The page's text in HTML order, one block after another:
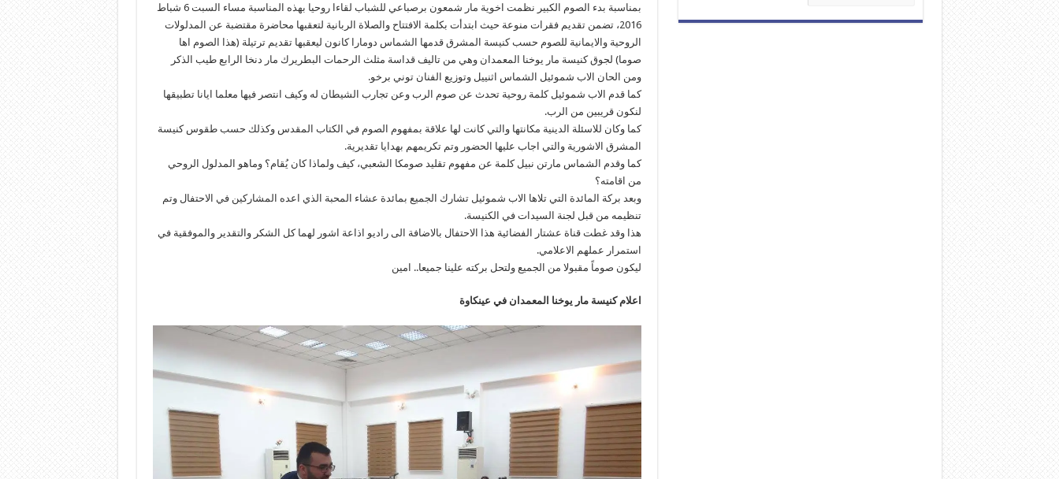
بمناسبة بدء الصوم الكبير نظمت اخوية مار شمعون برصباعي للشباب لقاءا روحيا بهذه المناسبة مساء السبت 6 شباط
2016، تضمن تقديم فقرات منوعة حيث ابتدأت بكلمة الافتتاح والصلاة الربانية لتعقبها محاضرة مقتضبة عن المدلولات
الروحية والايمانية للصوم حسب كنيسة المشرق قدمها الشماس دومارا كانون ليعقبها تقديم ترتيلة (هذا الصوم اها
صوما) لجوق كنيسة مار يوخنا المعمدان وهي من تاليف قداسة مثلث الرحمات البطريرك مار دنخا الرابع طيب الذكر
ومن الحان الاب شموئيل الشماس اثنييل وتوزيع الفنان توني برخو.
كما قدم الاب شموئيل كلمة روحية تحدث عن صوم الرب وعن تجارب الشيطان له وكيف انتصر فيها معلما ايانا تطبيقها
لنكون قريبين من الرب.
كما وكان للاسئلة الدينية مكانتها والتي كانت لها علاقة بمفهوم الصوم في الكتاب المقدس وكذلك حسب طقوس كنيسة
المشرق الاشورية والتي اجاب عليها الحضور وتم تكريمهم بهدايا تقديرية.
كما وقدم الشماس مارتن نبيل كلمة عن مفهوم تقليد صومكا الشعبي، كيف ولماذا كان يُقام؟ وماهو المدلول الروحي
من اقامته؟
وبعد بركة المائدة التي تلاها الاب شموئيل تشارك الجميع بمائدة عشاء المحبة الذي اعده المشاركين في الاحتفال وتم
تنظيمه من قبل لجنة السيدات في الكنيسة.
هذا وقد غطت قناة عشتار الفضائية هذا الاحتفال بالاضافة الى راديو اذاعة اشور لهما كل الشكر والتقدير والموفقية في
استمرار عملهم الاعلامي.
ليكون صوماً مقبولا من الجميع ولتحل بركته علينا جميعا.. امين
اعلام كنيسة مار يوخنا المعمدان في عينكاوة